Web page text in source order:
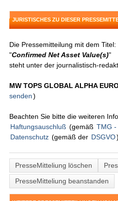
JURISTISCHES ZU DIESER
Die Pressemitteilung mit dem Titel:
"Confirmed Net Asset Value(s)"
steht unter der journalistisch-
MW TOPS GLOBAL ALPHA
senden )
Beachten Sie bitte die weiteren
Haftungsauschluß (gemäß TMG -
Datenschutz (gemäß der DSGVO).
PresseMitteliung löschen
PresseMitteliung beanstanden